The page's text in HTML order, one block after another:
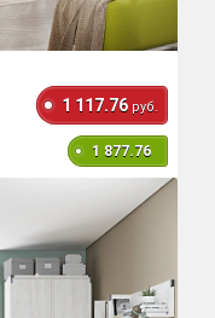
1 117.76 руб.
1 877.76